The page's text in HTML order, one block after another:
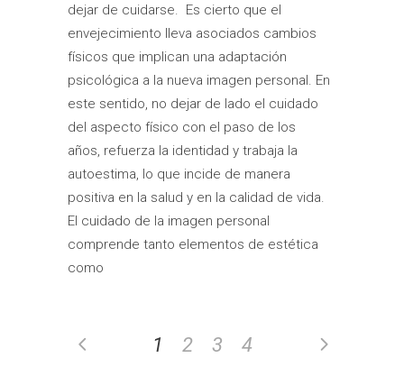
dejar de cuidarse. Es cierto que el
envejecimiento lleva asociados cambios
físicos que implican una adaptación
psicológica a la nueva imagen personal. En
este sentido, no dejar de lado el cuidado
del aspecto físico con el paso de los
años, refuerza la identidad y trabaja la
autoestima, lo que incide de manera
positiva en la salud y en la calidad de vida.
El cuidado de la imagen personal
comprende tanto elementos de estética
como
1 2 3 4